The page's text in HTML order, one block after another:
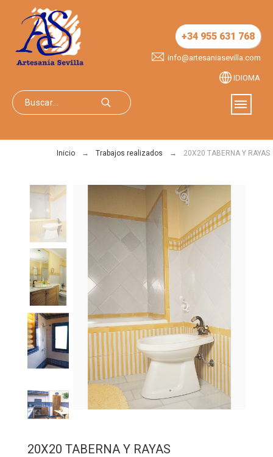
+34 955 631 768
info@artesaniasevilla.com
IDIOMA
Inicio Trabajos realizados 20X20 TABERNA Y RAYAS
20X20 TABERNA Y RAYAS